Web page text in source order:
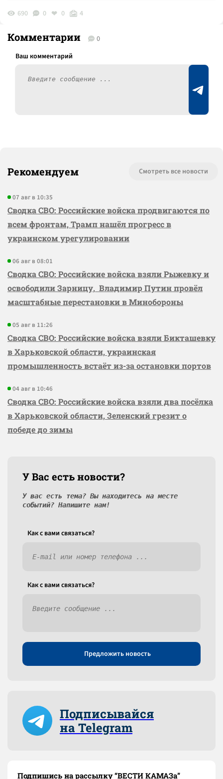
690 0 0 4
Комментарии 0
Рекомендуем Смотреть все новости
07 авг в 10:35
Сводка СВО: Российские войска продвигаются по
всем фронтам, Трамп нашёл прогресс в
украинском урегулировании
06 авг в 08:01
Сводка СВО: Российские войска взяли Рыжевку и
освободили Зарницу, Владимир Путин провёл
масштабные перестановки в Минобороны
05 авг в 11:26
Сводка СВО: Российские войска взяли Бикташевку
в Харьковской области, украинская
промышленность встаёт из-за остановки портов
04 авг в 10:46
Сводка СВО: Российские войска взяли два посёлка
в Харьковской области, Зеленский грезит о
победе до зимы
У Вас есть новости?
У вас есть тема? Вы находитесь на месте
событий? Напишите нам!
Как c вами связаться?
Как c вами связаться?
Предложить новость
Подписывайся
на Telegram
Подпишись на рассылку “ВЕСТИ КАМАЗа”